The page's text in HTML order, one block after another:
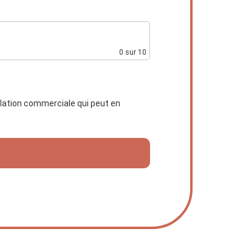
0 sur 10
commerciale qui peut en